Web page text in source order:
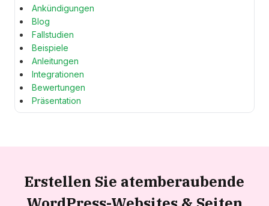
Ankündigungen
Blog
Fallstudien
Beispiele
Anleitungen
Integrationen
Bewertungen
Präsentation
Erstellen Sie atemberaubende